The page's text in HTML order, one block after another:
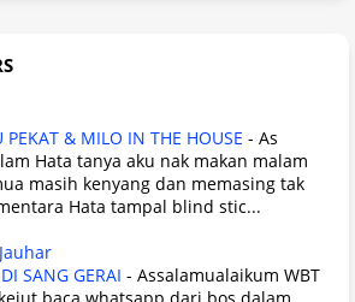
PEKAT & MILO IN THE HOUSE - As
Hata tanya aku nak makan malam
masih kenyang dan memasing tak
Hata tampal blind stic...
SANG GERAI - Assalamualaikum WBT